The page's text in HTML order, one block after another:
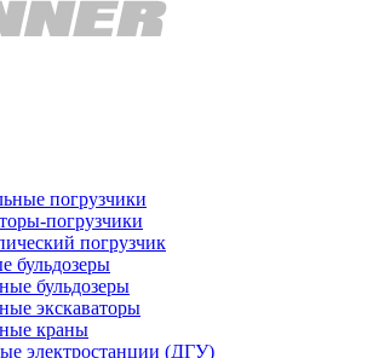
погрузчики
погрузчики
погрузчик
бульдозеры
бульдозеры
экскаваторы
краны
электростанции (ДГУ)